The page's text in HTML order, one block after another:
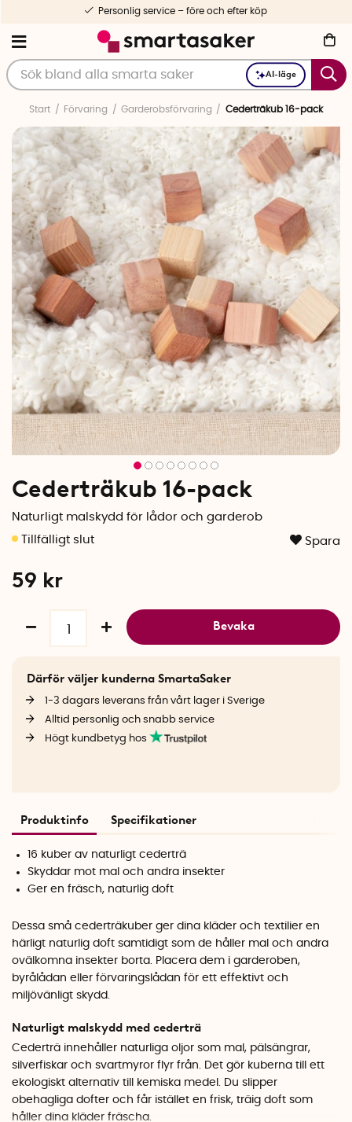
AI-läge
Personlig service – före och efter köp
Start Förvaring Garderobsförvaring Cederträkub 16-pack
Cederträkub 16-pack
Naturligt malskydd för lådor och garderob
Spara
59 kr
Bevaka
Därför väljer kunderna SmartaSaker
1-3 dagars leverans från vårt lager i Sverige
Alltid personlig och snabb service
Högt kundbetyg hos
Produktinfo Specifikationer
16 kuber av naturligt cederträ
Skyddar mot mal och andra insekter
Ger en fräsch, naturlig doft
Dessa små cederträkuber ger dina kläder och textilier en
härligt naturlig doft samtidigt som de håller mal och andra
ovälkomna insekter borta. Placera dem i garderoben,
byrålådan eller förvaringslådan för ett effektivt och
miljövänligt skydd.
Naturligt malskydd med cederträ
Cederträ innehåller naturliga oljor som mal, pälsängrar,
silverfiskar och svartmyror flyr från. Det gör kuberna till ett
ekologiskt alternativ till kemiska medel. Du slipper
obehagliga dofter och får istället en frisk, träig doft som
håller dina kläder fräscha.